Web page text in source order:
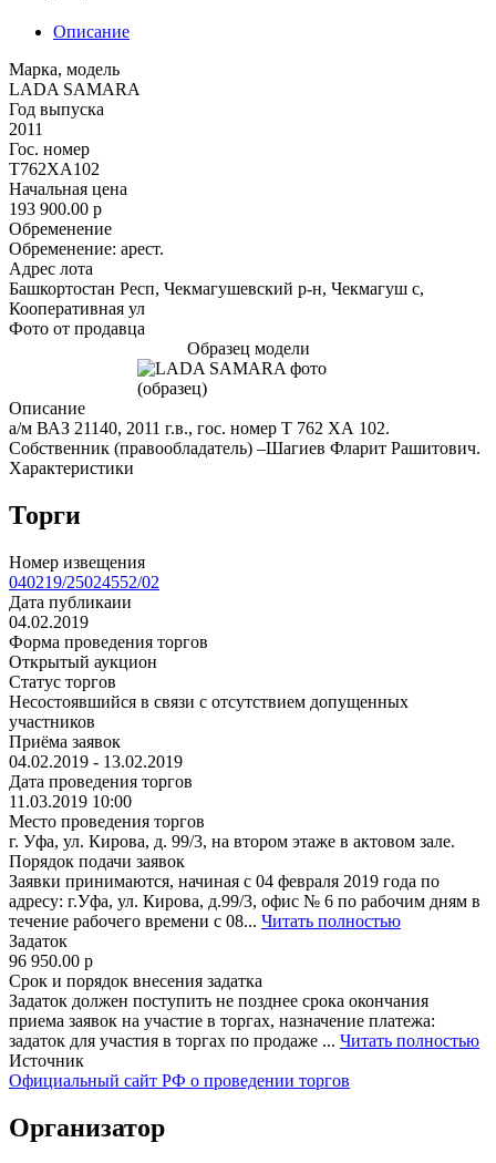
Описание
Марка, модель
LADA SAMARA
Год выпуска
2011
Гос. номер
Т762ХА102
Начальная цена
193 900.00 p
Обременение
Обременение: арест.
Адрес лота
Башкортостан Респ, Чекмагушевский р-н, Чекмагуш с,
Кооперативная ул
Фото от продавца
Образец модели
Описание
а/м ВАЗ 21140, 2011 г.в., гос. номер Т 762 ХА 102.
Собственник (правообладатель) –Шагиев Фларит Рашитович.
Характеристики
Торги
Номер извещения
040219/25024552/02
Дата публикаии
04.02.2019
Форма проведения торгов
Открытый аукцион
Статус торгов
Несостоявшийся в связи с отсутствием допущенных
участников
Приёма заявок
04.02.2019 - 13.02.2019
Дата проведения торгов
11.03.2019 10:00
Место проведения торгов
г. Уфа, ул. Кирова, д. 99/3, на втором этаже в актовом зале.
Порядок подачи заявок
Заявки принимаются, начиная с 04 февраля 2019 года по
адресу: г.Уфа, ул. Кирова, д.99/3, офис № 6 по рабочим дням в
течение рабочего времени с 08... Читать полностью
Задаток
96 950.00 p
Срок и порядок внесения задатка
Задаток должен поступить не позднее срока окончания
приема заявок на участие в торгах, назначение платежа:
задаток для участия в торгах по продаже ... Читать полностью
Источник
Официальный сайт РФ о проведении торгов
Организатор